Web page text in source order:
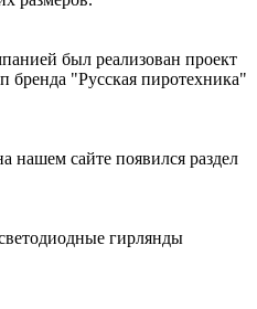
был реализован проект
бренда "Русская пиротехника"
нашем сайте появился раздел
гирлянды